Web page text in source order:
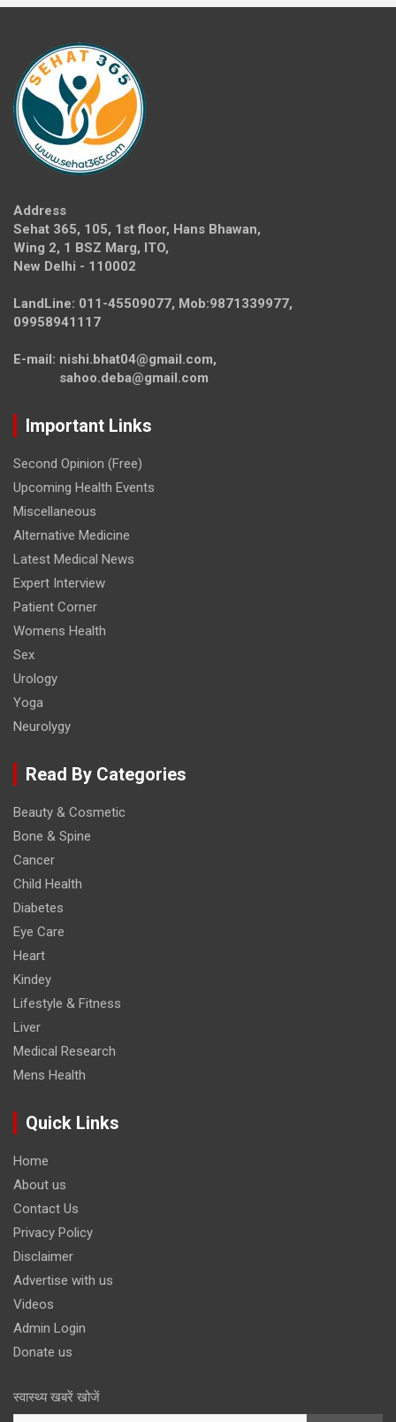
Address
Sehat 365, 105, 1st floor, Hans Bhawan,
Wing 2, 1 BSZ Marg, ITO,
New Delhi - 110002
LandLine: 011-45509077, Mob:9871339977,
09958941117
E-mail: nishi.bhat04@gmail.com,
sahoo.deba@gmail.com
Important Links
Second Opinion (Free)
Upcoming Health Events
Miscellaneous
Alternative Medicine
Latest Medical News
Expert Interview
Patient Corner
Womens Health
Sex
Urology
Yoga
Neurolygy
Read By Categories
Beauty & Cosmetic
Bone & Spine
Cancer
Child Health
Diabetes
Eye Care
Heart
Kindey
Lifestyle & Fitness
Liver
Medical Research
Mens Health
Quick Links
Home
About us
Contact Us
Privacy Policy
Disclaimer
Advertise with us
Videos
Admin Login
Donate us
स्वास्थ्य खबरें खोजें